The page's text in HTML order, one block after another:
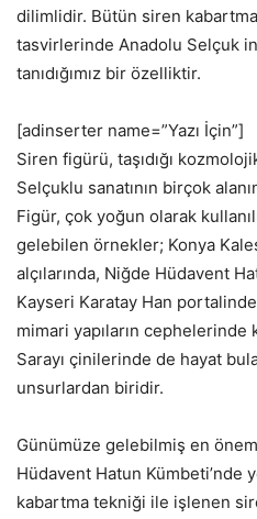
dilimlidir. Bütün siren
tasvirlerinde Anadolu Selçuk
tanıdığımız bir özelliktir.
[adinserter name=”Yazı İçin”]
Siren figürü, taşıdığı
Selçuklu sanatının birçok
Figür, çok yoğun olarak
gelebilen örnekler; Konya
alçılarında, Niğde Hüdavent
Kayseri Karatay Han
mimari yapıların cephelerinde
Sarayı çinilerinde de hayat
unsurlardan biridir.
Günümüze gelebilmiş en
Hüdavent Hatun Kümbeti’nde
kabartma tekniği ile işlenen